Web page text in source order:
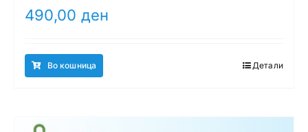
490,00 ден
Во кошница Детали